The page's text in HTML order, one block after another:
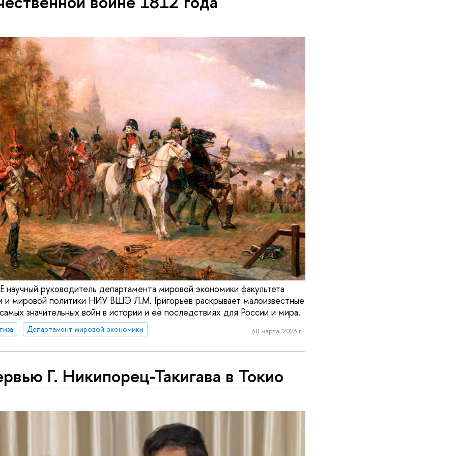
научный руководитель департамента мировой экономики факультета
и мировой политики НИУ ВШЭ Л.М. Григорьев раскрывает малоизвестные
значительных войн в истории и её последствиях для России и мира.
Департамент мировой экономики 30 марта, 2023 г.
Г. Никипорец-Такигава в Токио